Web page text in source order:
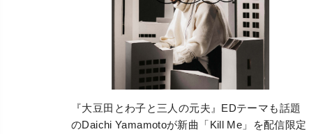
『大豆田とわ子と三人の元夫』EDテーマも話題
のDaichi Yamamotoが新曲「Kill Me」を配信限定